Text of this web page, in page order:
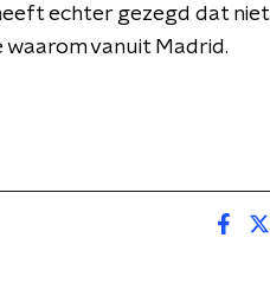
echter gezegd dat niet
waarom vanuit Madrid.